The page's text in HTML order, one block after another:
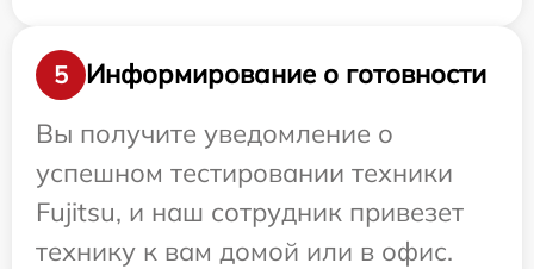
5
Информирование о готовности
Вы получите уведомление о
успешном тестировании техники
Fujitsu, и наш сотрудник привезет
технику к вам домой или в офис.